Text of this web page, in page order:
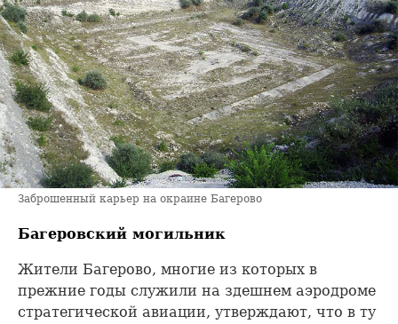
Заброшенный карьер на окраине Багерово
Багеровский могильник
Жители Багерово, многие из которых в
прежние годы служили на здешнем аэродроме
стратегической авиации, утверждают, что в ту